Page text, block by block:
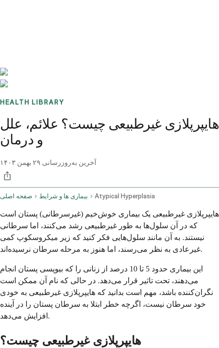
HEALTH LIBRARY
هایپرپلازی غیرطبیعی چیست؟ علائم، علل
و درمان
آخرین به‌روزرسانی ۲۹ بهمن ۱۴۰۳
صفحه اصلی بیماری ها و شرایط Atypical Hyperplasia
هایپرپلازی غیرطبیعی یک بیماری خوش‌خیم (غیرسرطانی) پستان است
که در آن سلول‌ها به طور غیرطبیعی رشد می‌کنند، اما سرطانی
نیستند. به آن مانند سلول‌هایی فکر کنید که زیر میکروسکوپ کمی
غیرعادی به نظر می‌رسند، اما هنوز به مرحله سرطان نرسیده‌اند.
این بیماری حدود 5 تا 10 درصد از زنانی را که بیوپسی پستان انجام
می‌دهند، تحت تاثیر قرار می‌دهد. در حالی که نام آن ممکن است
نگران‌کننده باشد، مهم است بدانید که هایپرپلازی غیرطبیعی به خودی
خود سرطان نیست، اگرچه خطر ابتلا به سرطان پستان را در آینده
افزایش می‌دهد.
هایپرپلازی غیرطبیعی چیست؟